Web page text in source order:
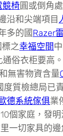
競椅圓或倒角
沿和尖端項目
多的國Razer
之幸福空間
俗衣柜要高
無害物資含量
度質檢總局已
德系統傢俱業
個家庭，發
一切家具的